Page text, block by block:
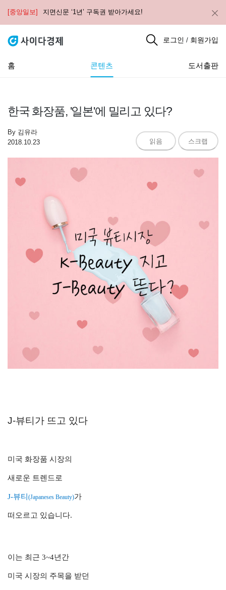
[중앙일보] 지면신문 ‘1년’ 구독권 받아가세요!
로그인 / 회원가입
홈 콘텐츠 도서출판
한국 화장품, '일본'에 밀리고 있다?
By 김유라
2018.10.23
읽음 스크랩
J-뷰티가 뜨고 있다
미국 화장품 시장의
새로운 트렌드로
J-뷰티 (Japaneses Beauty)가
떠오르고 있습니다.
이는 최근 3~4년간
미국 시장의 주목을 받던